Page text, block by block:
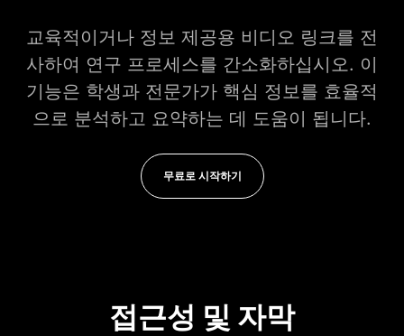
교육적이거나 정보 제공용 비디오 링크를 전
사하여 연구 프로세스를 간소화하십시오. 이
기능은 학생과 전문가가 핵심 정보를 효율적
으로 분석하고 요약하는 데 도움이 됩니다.
무료로 시작하기
접근성 및 자막